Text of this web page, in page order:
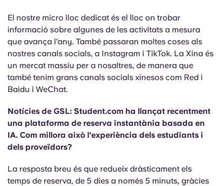
El nostre micro lloc dedicat és el lloc on trobar
informació sobre algunes de les activitats a mesura
que avança l'any. També passaran moltes coses als
nostres canals socials, a Instagram i TikTok. La Xina és
un mercat massiu per a nosaltres, de manera que
també tenim grans canals socials xinesos com Red i
Baidu i WeChat.
Notícies de GSL: Student.com ha llançat recentment
una plataforma de reserva instantània basada en
IA. Com millora això l'experiència dels estudiants i
dels proveïdors?
La resposta breu és que redueix dràsticament els
temps de reserva, de 5 dies a només 5 minuts, gràcies